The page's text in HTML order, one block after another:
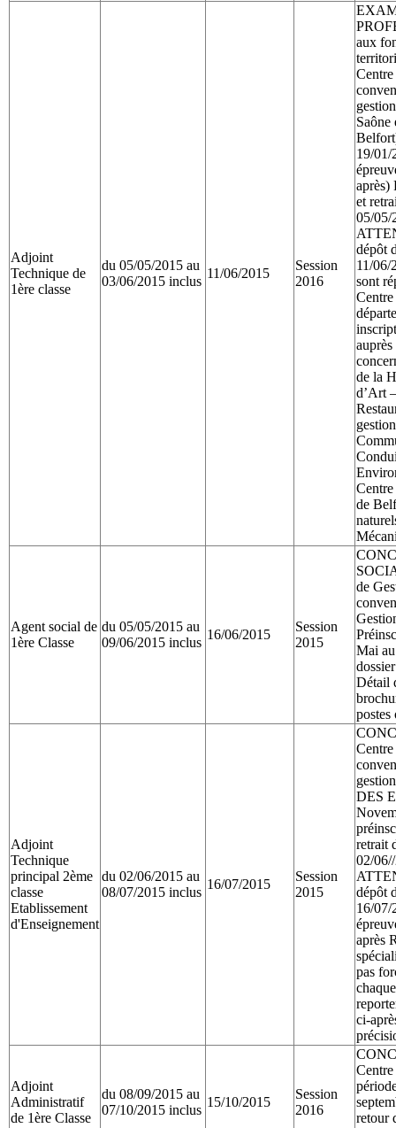
Adjoint
Technique de
1ère classe
du 05/05/2015 au
03/06/2015 inclus
11/06/2015
Session
2016
aux
Saône
19/01/
après)
et
05/05/
dépôt
11/06/
sont
de la
d’Art
de
Agent social de
1ère Classe
du 05/05/2015 au
09/06/2015 inclus
16/06/2015
Session
2015
de
Mai
Détail
postes
Adjoint
Technique
principal 2ème
classe
Etablissement
d'Enseignement
du 02/06/2015 au
08/07/2015 inclus
16/07/2015
Session
2015
DES
retrait
02/
dépôt
16/07/
après
pas
ci-
Adjoint
Administratif
de 1ère Classe
du 08/09/2015 au
07/10/2015 inclus
15/10/2015
Session
2016
retour